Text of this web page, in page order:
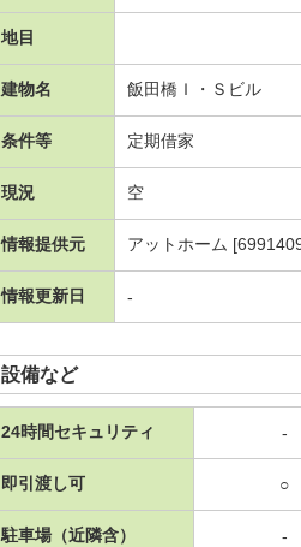
地目
建物名 飯田橋Ｉ・Ｓビル
条件等 定期借家
現況 空
情報提供元 アットホーム
情報更新日 -
設備など
24時間セキュリティ -
即引渡し可 ○
駐車場（近隣含） -